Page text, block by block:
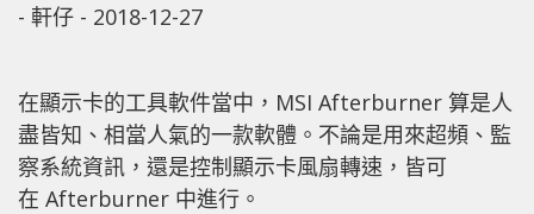
- 軒仔 - 2018-12-27
在顯示卡的工具軟件當中，MSI Afterburner 算是人
盡皆知、相當人氣的一款軟體。不論是用來超頻、監
察系統資訊，還是控制顯示卡風扇轉速，皆可
在 Afterburner 中進行。